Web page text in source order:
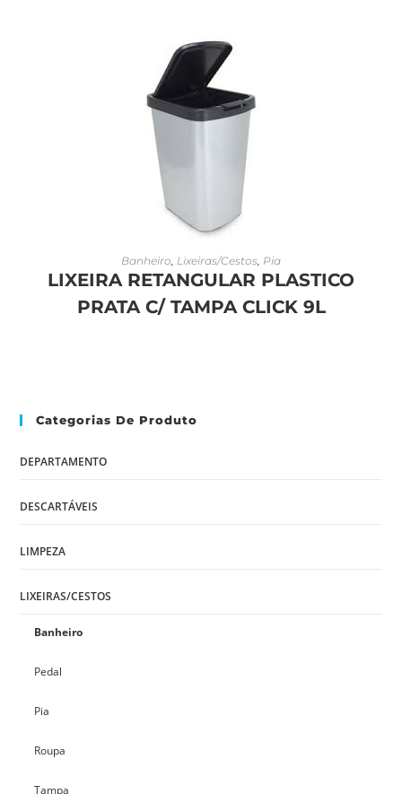
LEIA MAIS
Banheiro, Lixeiras/Cestos, Pia
LIXEIRA RETANGULAR PLASTICO
PRATA C/ TAMPA CLICK 9L
Categorias De Produto
DEPARTAMENTO
DESCARTÁVEIS
LIMPEZA
LIXEIRAS/CESTOS
Banheiro
Pedal
Pia
Roupa
Tampa